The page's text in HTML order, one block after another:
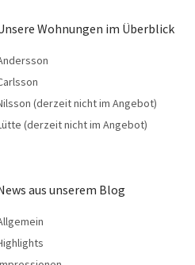
Wohnungen im Überblick
(derzeit nicht im Angebot)
(derzeit nicht im Angebot)
aus unserem Blog